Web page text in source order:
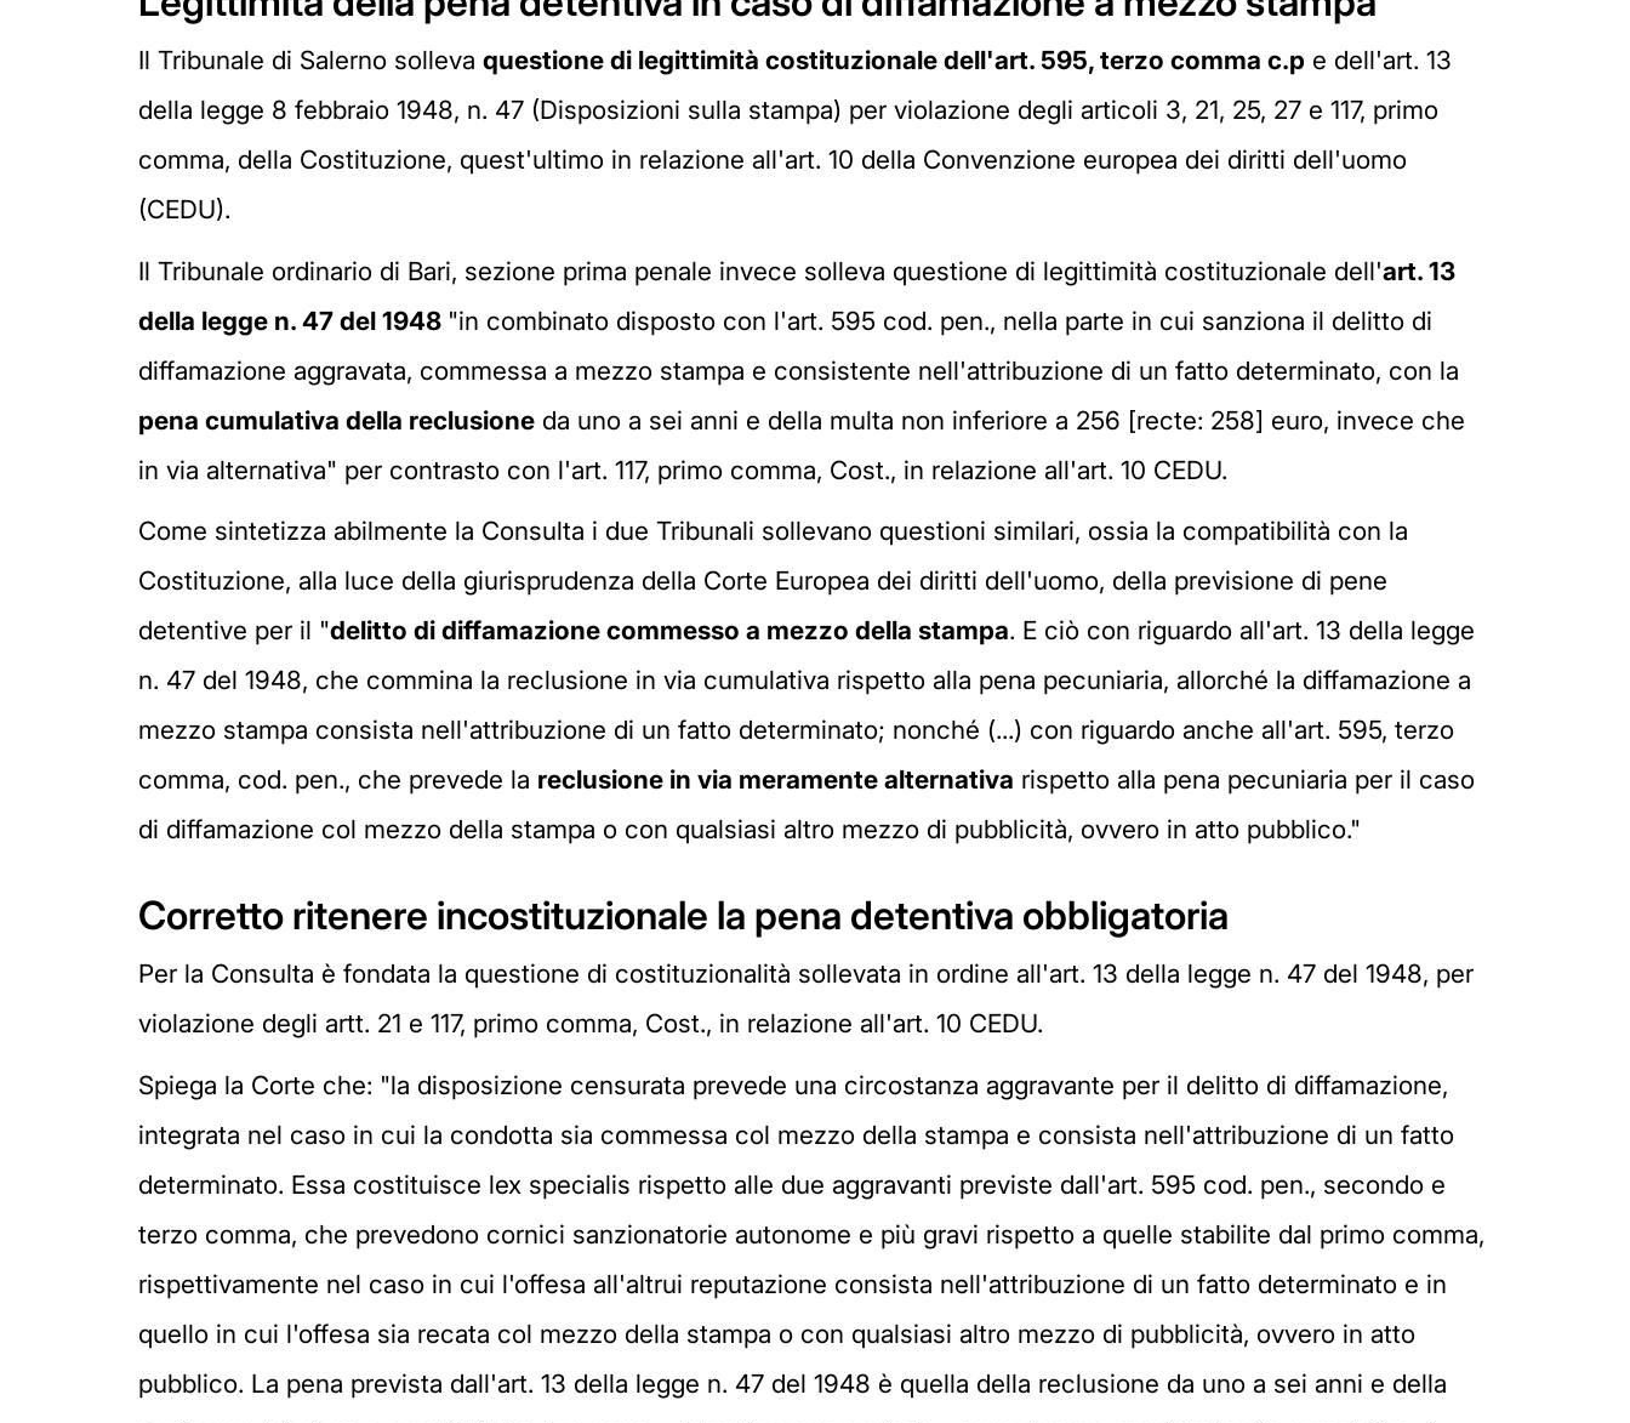
Il Tribunale di Salerno solleva questione di legittimità costituzionale dell'art. 595, terzo comma c.p e dell'art. 13
della legge 8 febbraio 1948, n. 47 (Disposizioni sulla stampa) per violazione degli articoli 3, 21, 25, 27 e 117, primo
comma, della Costituzione, quest'ultimo in relazione all'art. 10 della Convenzione europea dei diritti dell'uomo
(CEDU).
Il Tribunale ordinario di Bari, sezione prima penale invece solleva questione di legittimità costituzionale dell'art. 13
della legge n. 47 del 1948 "in combinato disposto con l'art. 595 cod. pen., nella parte in cui sanziona il delitto di
diffamazione aggravata, commessa a mezzo stampa e consistente nell'attribuzione di un fatto determinato, con la
pena cumulativa della reclusione da uno a sei anni e della multa non inferiore a 256 [recte: 258] euro, invece che
in via alternativa" per contrasto con l'art. 117, primo comma, Cost., in relazione all'art. 10 CEDU.
Come sintetizza abilmente la Consulta i due Tribunali sollevano questioni similari, ossia la compatibilità con la
Costituzione, alla luce della giurisprudenza della Corte Europea dei diritti dell'uomo, della previsione di pene
detentive per il "delitto di diffamazione commesso a mezzo della stampa. E ciò con riguardo all'art. 13 della legge
n. 47 del 1948, che commina la reclusione in via cumulativa rispetto alla pena pecuniaria, allorché la diffamazione a
mezzo stampa consista nell'attribuzione di un fatto determinato; nonché (...) con riguardo anche all'art. 595, terzo
comma, cod. pen., che prevede la reclusione in via meramente alternativa rispetto alla pena pecuniaria per il caso
di diffamazione col mezzo della stampa o con qualsiasi altro mezzo di pubblicità, ovvero in atto pubblico."
Corretto ritenere incostituzionale la pena detentiva obbligatoria
Per la Consulta è fondata la questione di costituzionalità sollevata in ordine all'art. 13 della legge n. 47 del 1948, per
violazione degli artt. 21 e 117, primo comma, Cost., in relazione all'art. 10 CEDU.
Spiega la Corte che: "la disposizione censurata prevede una circostanza aggravante per il delitto di diffamazione,
integrata nel caso in cui la condotta sia commessa col mezzo della stampa e consista nell'attribuzione di un fatto
determinato. Essa costituisce lex specialis rispetto alle due aggravanti previste dall'art. 595 cod. pen., secondo e
terzo comma, che prevedono cornici sanzionatorie autonome e più gravi rispetto a quelle stabilite dal primo comma,
rispettivamente nel caso in cui l'offesa all'altrui reputazione consista nell'attribuzione di un fatto determinato e in
quello in cui l'offesa sia recata col mezzo della stampa o con qualsiasi altro mezzo di pubblicità, ovvero in atto
pubblico. La pena prevista dall'art. 13 della legge n. 47 del 1948 è quella della reclusione da uno a sei anni e della